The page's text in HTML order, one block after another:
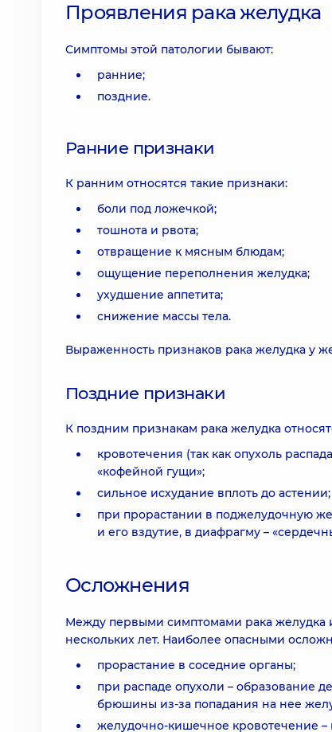
Проявления рака желудка
Симптомы этой патологии бывают:
ранние;
поздние.
Ранние признаки
К ранним относятся такие признаки:
боли под ложечкой;
тошнота и рвота;
отвращение к мясным блюдам;
ощущение переполнения желудка;
ухудшение аппетита;
снижение массы тела.
Выраженность признаков рака желудка у
Поздние признаки
К поздним признакам рака желудка
кровотечения (так как опухоль
«кофейной гущи»;
сильное исхудание вплоть до астении;
при прорастании в поджелудочную
и его вздутие, в диафрагму –
Осложнения
Между первыми симптомами рака желудка
нескольких лет. Наиболее опасными
прорастание в соседние органы;
при распаде опухоли – образование
брюшины из-за попадания на нее
желудочно-кишечное кровотечение –